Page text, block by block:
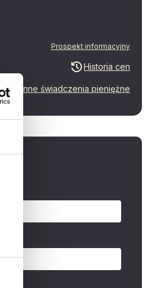
Prospekt informacyjny
Historia cen
Inne świadczenia pieniężne